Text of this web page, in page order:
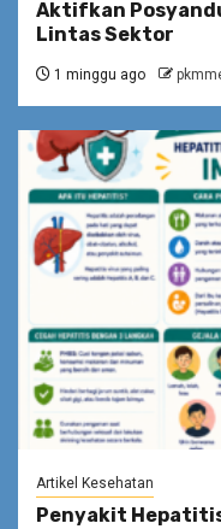
Aktifkan
Lintas Sektor
1 minggu ago
Artikel Kesehatan
Penyakit